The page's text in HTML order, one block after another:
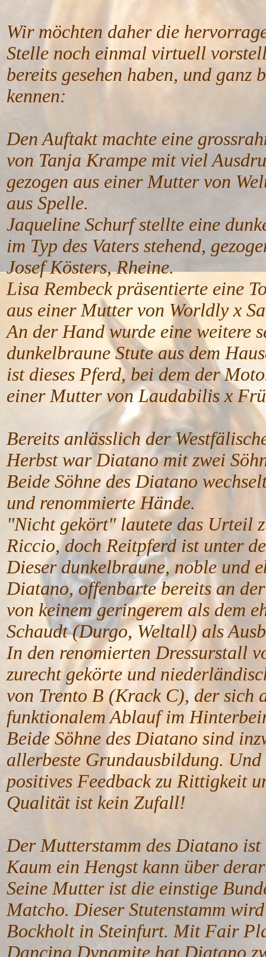
Wir möchten daher die
Stelle noch einmal virtuell
bereits gesehen haben, und
kennen:
Den Auftakt machte eine
von Tanja Krampe mit viel
gezogen aus einer Mutter von
aus Spelle.
Jaqueline Schurf stellte eine
im Typ des Vaters stehend,
Josef Kösters, Rheine.
Lisa Rembeck präsentierte eine
aus einer Mutter von Worldly x
An der Hand wurde eine weitere
dunkelbraune Stute aus dem
ist dieses Pferd, bei dem der
einer Mutter von Laudabilis x
Bereits anlässlich der
Herbst war Diatano mit zwei
Beide Söhne des Diatano
und renommierte Hände.
"Nicht gekört" lautete das Urteil
Riccio, doch Reitpferd ist unter
Dieser dunkelbraune, noble und
Diatano, offenbarte bereits an
von keinem geringerem als dem
Schaudt (Durgo, Weltall) als
In den renomierten Dressurstall
zurecht gekörte und
von Trento B (Krack C), der sich
funktionalem Ablauf im
Beide Söhne des Diatano sind
allerbeste Grundausbildung.
positives Feedback zu Rittigkeit
Qualität ist kein Zufall!
Der Mutterstamm des Diatano
Kaum ein Hengst kann über
Seine Mutter ist die einstige
Matcho. Dieser Stutenstamm
Bockholt in Steinfurt. Mit Fair
Dancing Dynamite hat Diatano